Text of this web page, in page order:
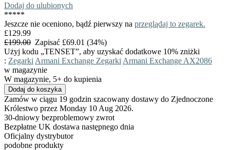
Dodaj do ulubionych
*****
Jeszcze nie oceniono, bądź pierwszy na przeglądaj to zegarek.
£129.99
£199.00 Zapisać £69.01 (34%)
Użyj kodu „TENSET”, aby uzyskać dodatkowe 10% zniżki
: Zegarki Armani Exchange Zegarki Armani Exchange AX2086
w magazynie
W magazynie, 5+ do kupienia
Zamów w ciągu 19 godzin szacowany dostawy do Zjednoczone
Królestwo przez Monday 10 Aug 2026.
30-dniowy bezproblemowy zwrot
Bezpłatne UK dostawa następnego dnia
Oficjalny dystrybutor
podobne produkty